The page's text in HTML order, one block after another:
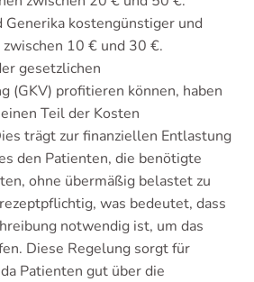
Generika kostengünstiger und
10 € und 30 €.
gesetzlichen
(GKV) profitieren können, haben
Teil der Kosten
trägt zur finanziellen Entlastung
den Patienten, die benötigte
ohne übermäßig belastet zu
was bedeutet, dass
notwendig ist, um das
Diese Regelung sorgt für
Patienten gut über die